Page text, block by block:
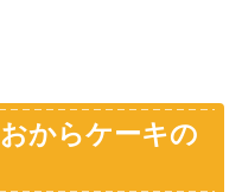
からケーキの